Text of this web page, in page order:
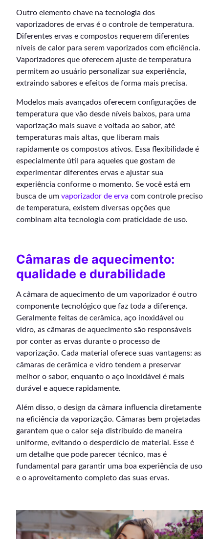
Outro elemento chave na tecnologia dos
vaporizadores de ervas é o controle de temperatura.
Diferentes ervas e compostos requerem diferentes
níveis de calor para serem vaporizados com eficiência.
Vaporizadores que oferecem ajuste de temperatura
permitem ao usuário personalizar sua experiência,
extraindo sabores e efeitos de forma mais precisa.
Modelos mais avançados oferecem configurações de
temperatura que vão desde níveis baixos, para uma
vaporização mais suave e voltada ao sabor, até
temperaturas mais altas, que liberam mais
rapidamente os compostos ativos. Essa flexibilidade é
especialmente útil para aqueles que gostam de
experimentar diferentes ervas e ajustar sua
experiência conforme o momento. Se você está em
busca de um vaporizador de erva com controle preciso
de temperatura, existem diversas opções que
combinam alta tecnologia com praticidade de uso.
Câmaras de aquecimento:
qualidade e durabilidade
A câmara de aquecimento de um vaporizador é outro
componente tecnológico que faz toda a diferença.
Geralmente feitas de cerâmica, aço inoxidável ou
vidro, as câmaras de aquecimento são responsáveis
por conter as ervas durante o processo de
vaporização. Cada material oferece suas vantagens: as
câmaras de cerâmica e vidro tendem a preservar
melhor o sabor, enquanto o aço inoxidável é mais
durável e aquece rapidamente.
Além disso, o design da câmara influencia diretamente
na eficiência da vaporização. Câmaras bem projetadas
garantem que o calor seja distribuído de maneira
uniforme, evitando o desperdício de material. Esse é
um detalhe que pode parecer técnico, mas é
fundamental para garantir uma boa experiência de uso
e o aproveitamento completo das suas ervas.